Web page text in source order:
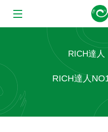
MDRT
RICH達人
RICH達人